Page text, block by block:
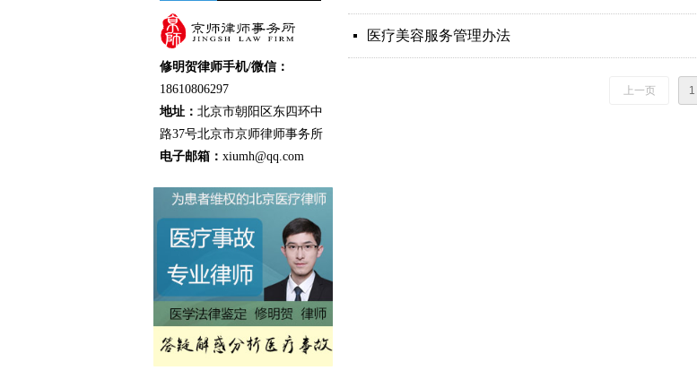
넷 医疗美容服务管理办法
上一页 1
修明贺律师手机/微信：
18610806297
地址： 北京市朝阳区东四环中
路37号北京市京师律师事务所
电子邮箱： xiumh@qq.com